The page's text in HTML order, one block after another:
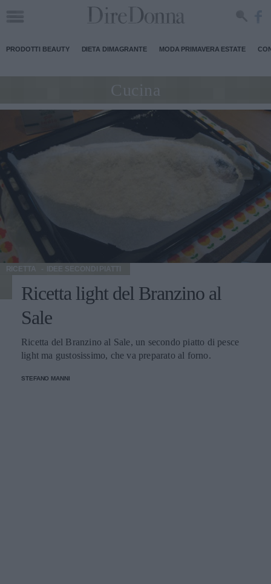
PRODOTTI BEAUTY DIETA DIMAGRANTE MODA PRIMAVERA ESTATE
Cucina
RICETTA IDEE SECONDI PIATTI
Ricetta light del Branzino al
Sale
Ricetta del Branzino al Sale, un secondo piatto di pesce
light ma gustosissimo, che va preparato al forno.
STEFANO MANNI